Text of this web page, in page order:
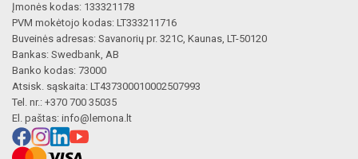
Įmonės kodas: 133321178
PVM mokėtojo kodas: LT333211716
Buveinės adresas: Savanorių pr. 321C, Kaunas, LT-50120
Bankas: Swedbank, AB
Banko kodas: 73000
Atsisk. sąskaita: LT437300010002507993
Tel. nr.: +370 700 35035
El. paštas: info@lemona.lt